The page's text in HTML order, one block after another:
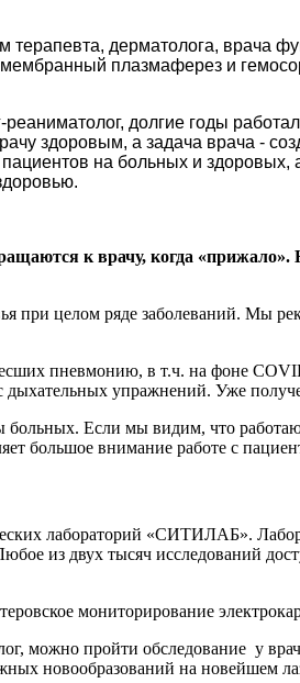
дерматолога, врача
плазмаферез и
долгие годы
здоровым, а задача врача -
на больных и
к врачу, когда
при целом ряде заболеваний. Мы
пневмонию, в т.ч. на фоне
упражнений. Уже
Если мы видим, что
большое внимание работе с
лабораторий «СИТИЛАБ».
из двух тысяч исследований
мониторирование
можно пройти обследование у
новообразований на новейшем